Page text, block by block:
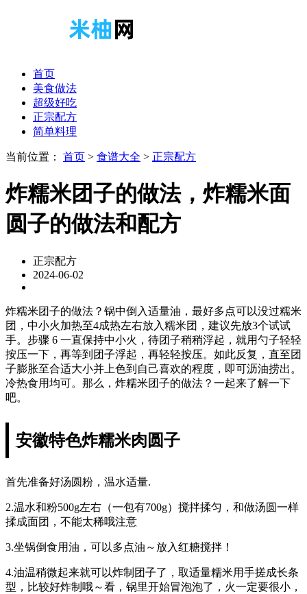
首页
美食做法
超级好吃
正宗配方
简单料理
当前位置： 首页 > 食谱大全 > 正宗配方
炸糯米团子的做法，炸糯米面
圆子的做法和配方
正宗配方
2024-06-02
炸糯米团子的做法？锅中倒入适量油，最好多点可以没过糯米
团，中小火加热至4成热左右放入糯米团，建议先放3个试试
手。步骤 6 一直保持中小火，待团子稍稍浮起，就用勺子轻轻
按压一下，再等到团子浮起，再轻轻按压。如此反复，直至团
子膨胀至合适大小并上色到自己喜欢的程度，即可沥油捞出。
冷热食用均可。那么，炸糯米团子的做法？一起来了解一下
吧。
安徽特色炸糯米肉圆子
首先准备好汤圆粉，温水适量.
2.温水和粉500g左右（一包有700g）搅拌揉匀，和做汤圆一样
揉成面团，不能太稀哦注意
3.坐锅倒食用油，可以多点油～放入红糖搅拌！
4.油温稍微起来就可以炸制团子了，取适量糯米用手搓成长条
型，比较好炸制哦～看，锅里开始冒泡泡了，火一定要很小，